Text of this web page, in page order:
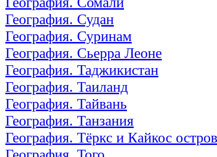
География. Судан
География. Суринам
География. Сьерра Леоне
География. Таджикистан
География. Таиланд
География. Тайвань
География. Танзания
География. Тёркс и Кайкос